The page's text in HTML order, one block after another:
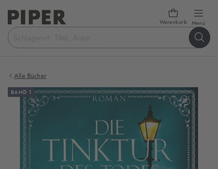
Warenkorb Menü
Suchbegriff
eingeben
Alle Bücher
BAND 1
Produktbilder
zum
Buch